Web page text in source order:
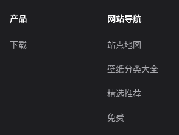
产品
下载
网站导航
站点地图
壁纸分类大全
精选推荐
免费